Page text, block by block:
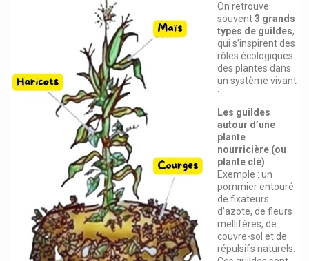
On retrouve
souvent3 grands
types de guildes,
qui s’inspirent des
rôles écologiques
des plantes dans
un système vivant
:
Les guildes
autour d’une
plante
nourricière (ou
plante clé)
Exemple : un
pommier entouré
de fixateurs
d’azote, de fleurs
mellifères, de
couvre-sol et de
répulsifs naturels.